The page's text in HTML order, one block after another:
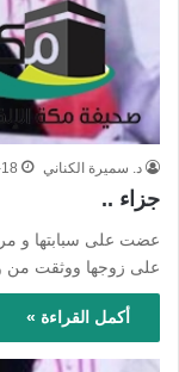
د. سميرة الكناني
جزاء ..
‏عضت على سبابتها و
على زوجها ووثقت من
أكمل القراءة »